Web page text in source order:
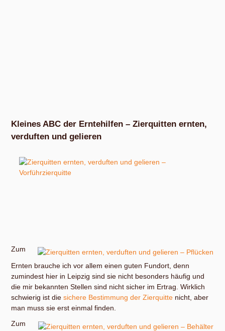
Kleines ABC der Erntehilfen – Zierquitten ernten,
verduften und gelieren
Zum
Ernten brauche ich vor allem einen guten Fundort, denn
zumindest hier in Leipzig sind sie nicht besonders häufig und
die mir bekannten Stellen sind nicht sicher im Ertrag. Wirklich
schwierig ist diesichere Bestimmung der Zierquitte nicht, aber
man muss sie erst einmal finden.
Zum